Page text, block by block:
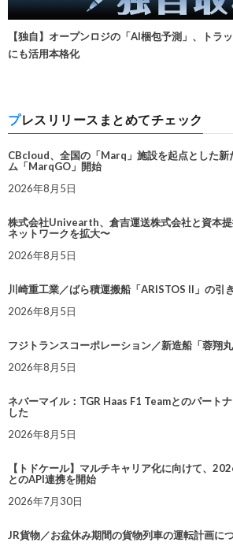
【独自】オープンロジの「AI梱包予測」、トラ
にも活用本格化
プレスリリースまとめてチェック
CBcloud、全国の「Marq」施設を起点とした新
ム「MarqGO」開始
2026年8月5日
株式会社Univearth、倉吉運送株式会社と資本
ネットワークを拡大〜
2026年8月5日
川崎重工業／ばら積運搬船「ARISTOS II」の引
2026年8月5日
フジトランスコーポレーション／新造船「蓉翔
2026年8月5日
ネバーマイル：TGR Haas F1 Teamとのパート
した
2026年8月5日
【トドケール】マルチキャリア化に向けて、
とのAPI連携を開始
2026年7月30日
JR貨物／お盆休み期間の貨物列車の運転計画に